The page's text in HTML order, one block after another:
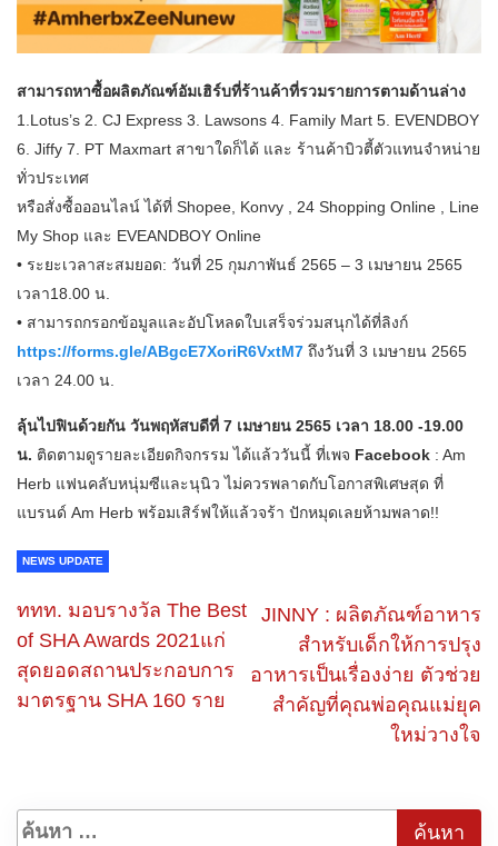
สามารถหาซื้อผลิตภัณฑ์อัมเฮิร์บที่ร้านค้าที่รวมรายการตามด้านล่าง
1.Lotus’s 2. CJ Express 3. Lawsons 4. Family Mart 5. EVENDBOY
6. Jiffy 7. PT Maxmart สาขาใดก็ได้ และ ร้านค้าบิวตี้ตัวแทนจำหน่าย
ทั่วประเทศ
หรือสั่งซื้อออนไลน์ ได้ที่ Shopee, Konvy , 24 Shopping Online , Line
My Shop และ EVEANDBOY Online
• ระยะเวลาสะสมยอด: วันที่ 25 กุมภาพันธ์ 2565 – 3 เมษายน 2565
เวลา18.00 น.
• สามารถกรอกข้อมูลและอัปโหลดใบเสร็จร่วมสนุกได้ที่ลิงก์
https://forms.gle/ABgcE7XoriR6VxtM7 ถึงวันที่ 3 เมษายน 2565
เวลา 24.00 น.
ลุ้นไปฟินด้วยกัน วันพฤหัสบดีที่ 7 เมษายน 2565 เวลา 18.00 -19.00
น. ติดตามดูรายละเอียดกิจกรรม ได้แล้ววันนี้ ที่เพจ Facebook : Am
Herb แฟนคลับหนุ่มซีและนุนิว ไม่ควรพลาดกับโอกาสพิเศษสุด ที่
แบรนด์ Am Herb พร้อมเสิร์ฟ​ให้แล้วจร้า ปักหมุดเลยห้ามพลาด!!
NEWS UPDATE
ททท. มอบรางวัล The Best
of SHA Awards 2021แก่
สุดยอดสถานประกอบการ
มาตรฐาน SHA 160 ราย
JINNY : ผลิตภัณฑ์อาหาร
สำหรับเด็กให้การปรุง
อาหารเป็นเรื่องง่าย ตัวช่วย
สำคัญที่คุณพ่อคุณแม่ยุค
ใหม่วางใจ